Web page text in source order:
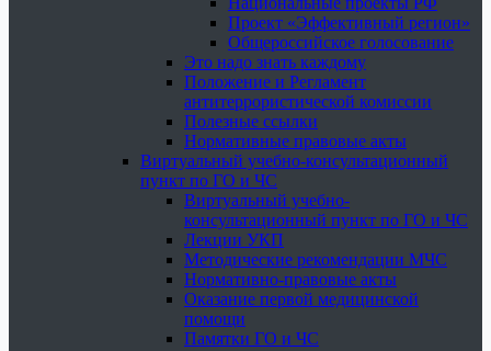
Проект «Эффективный регион»
Общероссийское голосование
Это надо знать каждому
Положение и Регламент
антитеррористической комиссии
Полезные ссылки
Нормативные правовые акты
Виртуальный учебно-консультационный
пункт по ГО и ЧС
Виртуальный учебно-
консультационный пункт по ГО и ЧС
Лекции УКП
Методические рекомендации МЧС
Нормативно-правовые акты
Оказание первой медицинской
помощи
Памятки ГО и ЧС